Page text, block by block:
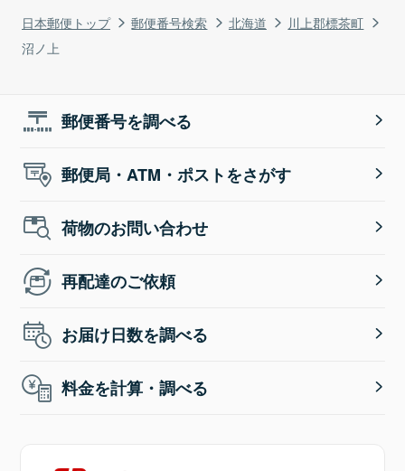
日本郵便トップ 郵便番号検索 北海道
川上郡標茶町
沼ノ上
郵便番号を調べる
郵便局・ATM・ポストをさがす
荷物のお問い合わせ
再配達のご依頼
お届け日数を調べる
料金を計算・調べる